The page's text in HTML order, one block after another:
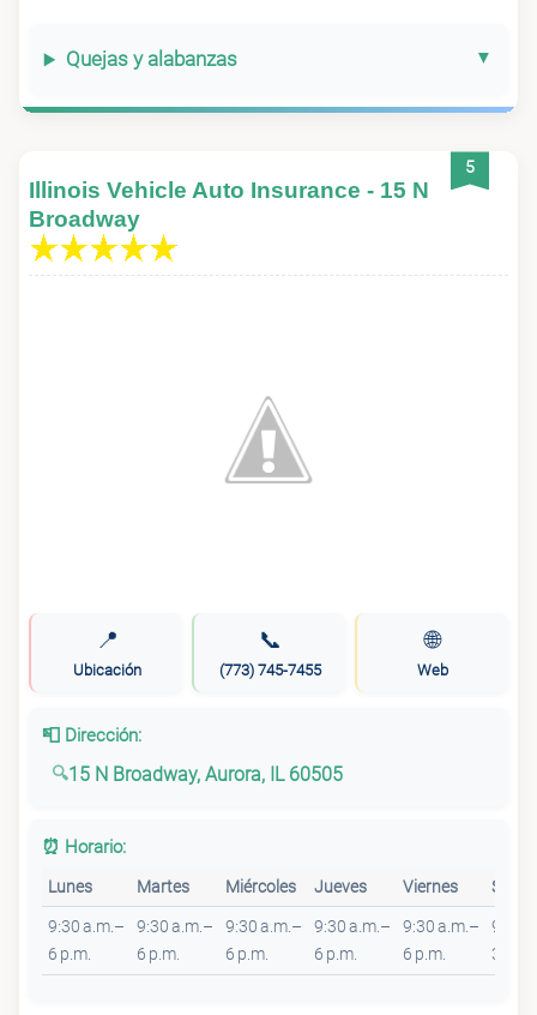
Quejas y alabanzas
5
Illinois Vehicle Auto Insurance - 15 N
Broadway
📍
Ubicación
📞
(773) 745-7455
🌐
Web
📮 Dirección:
15 N Broadway, Aurora, IL 60505
⏰ Horario:
Lunes Martes Miércoles Jueves Viernes
9:30 a.m.–
6 p.m.
9:30 a.m.–
6 p.m.
9:30 a.m.–
6 p.m.
9:30 a.m.–
6 p.m.
9:30 a.m.–
6 p.m.
9
3 p.m.